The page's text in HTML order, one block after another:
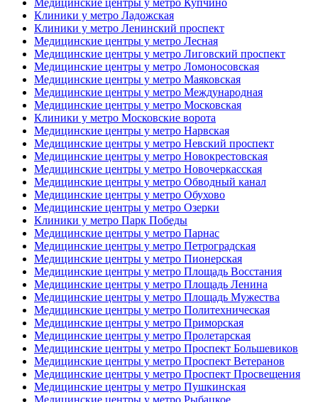
Клиники у метро Ладожская
Клиники у метро Ленинский проспект
Медицинские центры у метро Лесная
Медицинские центры у метро Лиговский проспект
Медицинские центры у метро Ломоносовская
Медицинские центры у метро Маяковская
Медицинские центры у метро Международная
Медицинские центры у метро Московская
Клиники у метро Московские ворота
Медицинские центры у метро Нарвская
Медицинские центры у метро Невский проспект
Медицинские центры у метро Новокрестовская
Медицинские центры у метро Новочеркасская
Медицинские центры у метро Обводный канал
Медицинские центры у метро Обухово
Медицинские центры у метро Озерки
Клиники у метро Парк Победы
Медицинские центры у метро Парнас
Медицинские центры у метро Петроградская
Медицинские центры у метро Пионерская
Медицинские центры у метро Площадь Восстания
Медицинские центры у метро Площадь Ленина
Медицинские центры у метро Площадь Мужества
Медицинские центры у метро Политехническая
Медицинские центры у метро Приморская
Медицинские центры у метро Пролетарская
Медицинские центры у метро Проспект Большевиков
Медицинские центры у метро Проспект Ветеранов
Медицинские центры у метро Проспект Просвещения
Медицинские центры у метро Пушкинская
Медицинские центры у метро Рыбацкое